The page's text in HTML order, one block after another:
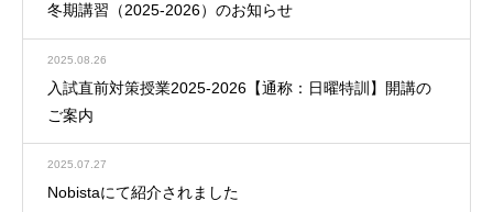
冬期講習（2025-2026）のお知らせ
2025.08.26
入試直前対策授業2025-2026【通称：日曜特訓】開講の
ご案内
2025.07.27
Nobistaにて紹介されました